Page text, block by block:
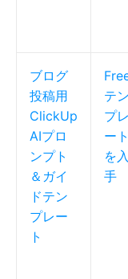
ブログ
投稿用
ClickUp
AIプロ
ンプト
＆ガイ
ドテン
プレー
ト
テン
プレ
ート
を入
手